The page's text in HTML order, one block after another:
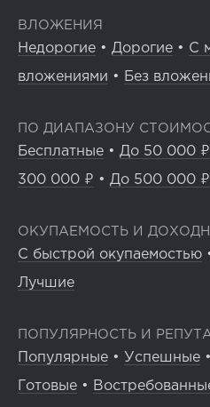
ВЛОЖЕНИЯ
Недорогие • Дорогие • С
вложениями • Без
ПО ДИАПАЗОНУ
Бесплатные • До 50 000 ₽
300 000 ₽ • До 500 000 ₽
ОКУПАЕМОСТЬ И
С быстрой окупаемостью
Лучшие
ПОПУЛЯРНОСТЬ И
Популярные • Успешные •
Готовые •